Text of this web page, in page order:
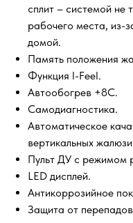
сплит – системой не
рабочего места, из-
домой.
Память положения
Функция I-Feel.
Автообогрев +8С.
Самодиагностика.
Автоматическое
вертикальных
Пульт ДУ с режимом
LED дисплей.
Антикоррозийное
Защита от